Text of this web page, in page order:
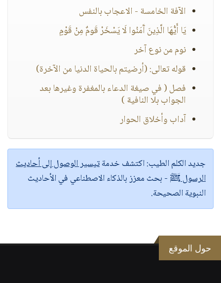
الآفة الخامسة - الاعجاب بالنفس
يَا أَيُّهَا الَّذِينَ آَمَنُوا لَا يَسْخَرْ قَومٌ مِنْ قَوْمٍ
نوم من نوع آخر
قوله تعالى: (أرضيتم بالحياة الدنيا من الآخرة)
فصل ( في صيغة الدعاء بالمغفرة وغيرها بعد
الجواب بلا النافية )
آداب وأخلاق الحوار
جديد الكلم الطيب:اكتشف خدمةتيسير الوصول إلى أحاديث
الرسول ﷺ - بحث معزز بالذكاء الاصطناعي في الأحاديث
النبوية الصحيحة.
حول الموقع